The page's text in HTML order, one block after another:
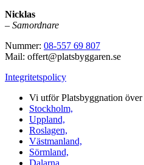
Nicklas
– Samordnare
Nummer: 08-557 69 807
Mail: offert@platsbyggaren.se
Integritetspolicy
Vi utför Platsbyggnation över
Stockholm,
Uppland,
Roslagen,
Västmanland,
Sörmland,